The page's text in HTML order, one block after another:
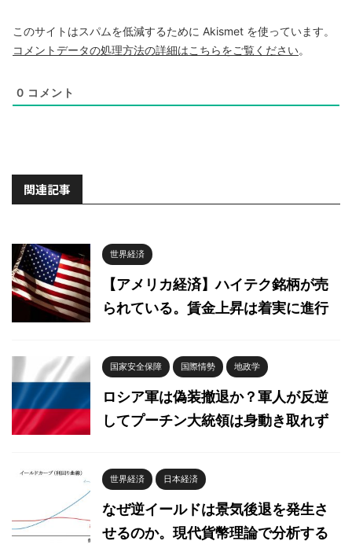
このサイトはスパムを低減するために Akismet を使っています。
コメントデータの処理方法の詳細はこちらをご覧ください。
0 コメント
関連記事
世界経済
【アメリカ経済】ハイテク銘柄が売
られている。賃金上昇は着実に進行
国家安全保障 国際情勢 地政学
ロシア軍は偽装撤退か？軍人が反逆
してプーチン大統領は身動き取れず
世界経済 日本経済
なぜ逆イールドは景気後退を発生さ
せるのか。現代貨幣理論で分析する